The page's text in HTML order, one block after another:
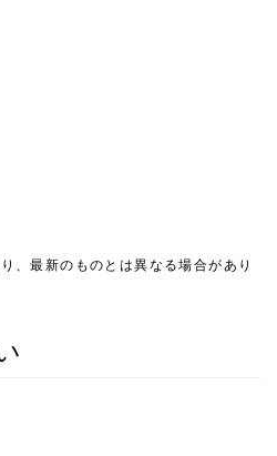
、最新のものとは異なる場合があり